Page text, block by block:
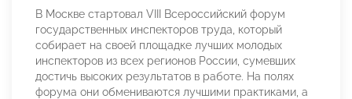
В Москве стартовал VIII Всероссийский форум
государственных инспекторов труда, который
собирает на своей площадке лучших молодых
инспекторов из всех регионов России, сумевших
достичь высоких результатов в работе. На полях
форума они обмениваются лучшими практиками, а